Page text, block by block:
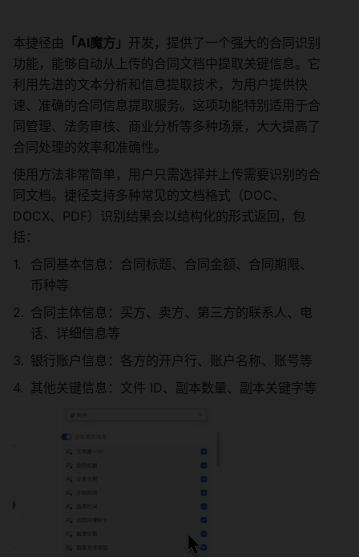
本捷径由 「AI魔方」 开发，提供了一个强大的合同识别
功能，能够自动从上传的合同文档中提取关键信息。它
利用先进的文本分析和信息提取技术，为用户提供快
速、准确的合同信息提取服务。这项功能特别适用于合
同管理、法务审核、商业分析等多种场景，大大提高了
合同处理的效率和准确性。
使用方法非常简单，用户只需选择并上传需要识别的合
同文档。捷径支持多种常见的文档格式（DOC、
DOCX、PDF）识别结果会以结构化的形式返回，包
括：
合同基本信息：合同标题、合同金额、合同期限、
币种等
合同主体信息：买方、卖方、第三方的联系人、电
话、详细信息等
银行账户信息：各方的开户行、账户名称、账号等
其他关键信息：文件 ID、副本数量、副本关键字等